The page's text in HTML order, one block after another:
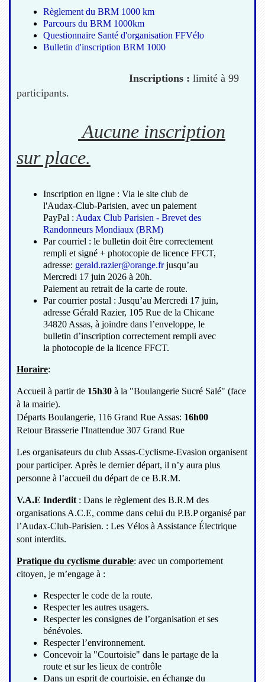
Règlement du BRM 1000 km
Parcours du BRM 1000km
Questionnaire Santé d'organisation FFVélo
Bulletin d'inscription BRM 1000
Inscriptions : limité à 99
participants.
Aucune inscription
sur place.
Inscription en ligne : Via le site club de
l'Audax-Club-Parisien, avec un paiement
PayPal : Audax Club Parisien - Brevet des
Randonneurs Mondiaux (BRM)
Par courriel : le bulletin doit être correctement
rempli et signé + photocopie de licence FFCT,
adresse: gerald.razier@orange.frjusqu’au
Mercredi 17 juin 2026 à 20h.
Paiement au retrait de la carte de route.
Par courrier postal : Jusqu’au Mercredi 17 juin,
adresse Gérald Razier, 105 Rue de la Chicane
34820 Assas, à joindre dans l’enveloppe, le
bulletin d’inscription correctement rempli avec
la photocopie de la licence FFCT.
Horaire:
Accueil à partir de 15h30 à la "Boulangerie Sucré Salé" (face
à la mairie).
Départs Boulangerie, 116 Grand Rue Assas: 16h00
Retour Brasserie l'Inattendue 307 Grand Rue
Les organisateurs du club Assas-Cyclisme-Evasion organisent
pour participer. Après le dernier départ, il n’y aura plus
personne à l’accueil du départ de ce B.R.M.
V.A.E Inderdit : Dans le règlement des B.R.M des
organisations A.C.E, comme dans celui du P.B.P organisé par
l’Audax-Club-Parisien. : Les Vélos à Assistance Électrique
sont interdits.
Pratique du cyclisme durable: avec un comportement
citoyen, je m’engage à :
Respecter le code de la route.
Respecter les autres usagers.
Respecter les consignes de l’organisation et ses
bénévoles.
Respecter l’environnement.
Concevoir la "Courtoisie" dans le partage de la
route et sur les lieux de contrôle
Dans un esprit de courtoisie, en échange du